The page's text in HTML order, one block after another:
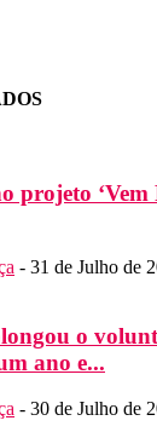
projeto ‘Vem
- 31 de Julho de
o
ano e...
- 30 de Julho de